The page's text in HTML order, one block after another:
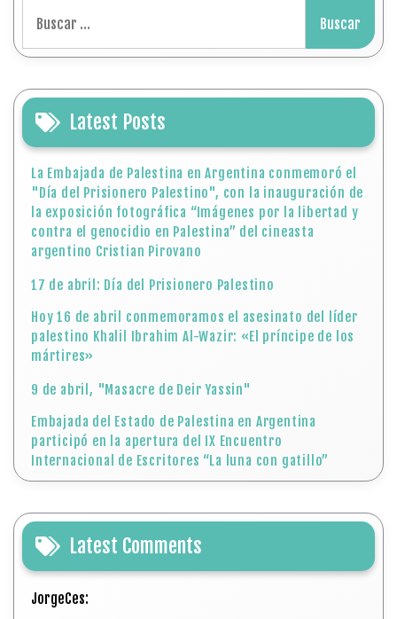
Latest Posts
La Embajada de Palestina en Argentina conmemoró el
"Día del Prisionero Palestino", con la inauguración de
la exposición fotográfica “Imágenes por la libertad y
contra el genocidio en Palestina” del cineasta
argentino Cristian Pirovano
17 de abril: Día del Prisionero Palestino
Hoy 16 de abril conmemoramos el asesinato del líder
palestino Khalil Ibrahim Al-Wazir: «El príncipe de los
mártires»
9 de abril, "Masacre de Deir Yassin"
Embajada del Estado de Palestina en Argentina
participó en la apertura del IX Encuentro
Internacional de Escritores “La luna con gatillo”
Latest Comments
JorgeCes: